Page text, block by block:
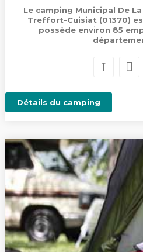
Le camping Municipal De
Treffort-Cuisiat (01370)
possède environ 85
Détails du camping